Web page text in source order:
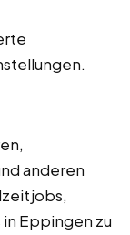
anderen
Eppingen zu